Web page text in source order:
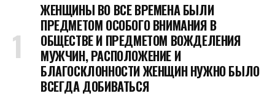
ЖЕНЩИНЫ ВО ВСЕ ВРЕМЕНА БЫЛИ
ПРЕДМЕТОМ ОСОБОГО ВНИМАНИЯ В
ОБЩЕСТВЕ И ПРЕДМЕТОМ ВОЖДЕЛЕНИЯ
МУЖЧИН, РАСПОЛОЖЕНИЕ И
БЛАГОСКЛОННОСТИ ЖЕНЩИН НУЖНО БЫЛО
ВСЕГДА ДОБИВАТЬСЯ